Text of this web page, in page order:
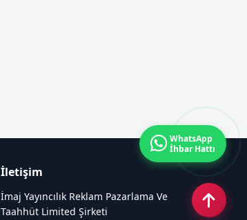
İletişim
İmaj Yayıncılık Reklam Pazarlama Ve
Taahhüt Limited Şirketi
WhatsApp
İhbar Hattı